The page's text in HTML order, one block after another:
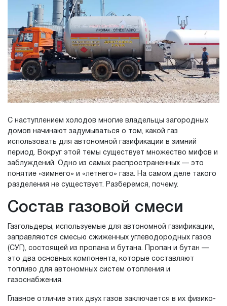
С наступлением холодов многие владельцы загородных
домов начинают задумываться о том, какой газ
использовать для автономной газификации в зимний
период. Вокруг этой темы существует множество мифов и
заблуждений. Одно из самых распространенных — это
понятие «зимнего» и «летнего» газа. На самом деле такого
разделения не существует. Разберемся, почему.
Состав газовой смеси
Газгольдеры, используемые для автономной газификации,
заправляются смесью сжиженных углеводородных газов
(СУГ), состоящей из пропана и бутана. Пропан и бутан —
это два основных компонента, которые составляют
топливо для автономных систем отопления и
газоснабжения.
Главное отличие этих двух газов заключается в их физико-